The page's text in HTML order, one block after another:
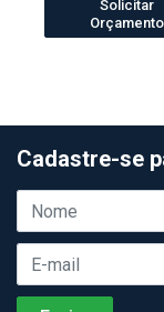
Solicitar
Orçamento
Cadastre-se